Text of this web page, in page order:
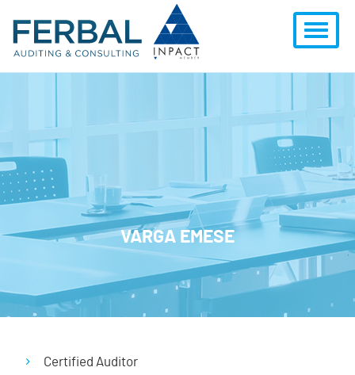
VARGA EMESE
Certified Auditor